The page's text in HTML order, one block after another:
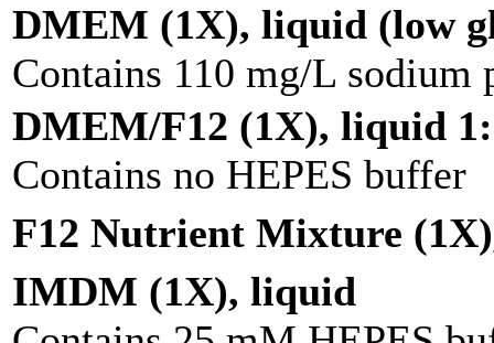
DMEM (1X), liquid (low
Contains 110 mg/L sodium
DMEM/F12 (1X), liquid
Contains no HEPES buffer
F12 Nutrient Mixture
IMDM (1X), liquid